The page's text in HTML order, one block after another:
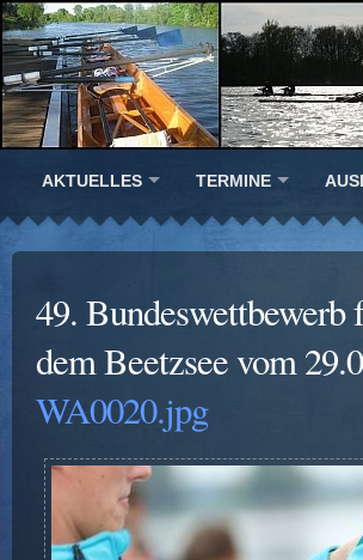
AKTUELLES TERMINE
49. Bundeswettbewerb
dem Beetzsee vom
WA0020.jpg